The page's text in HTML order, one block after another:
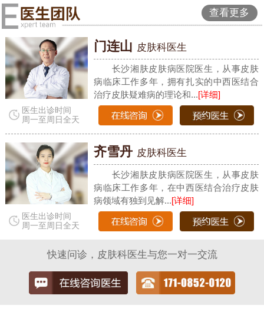
查看更多
医生出诊时间
周一至周日全天
门连山 皮肤科医生
长沙湘肤皮肤病医院医生，从事皮肤
病临床工作多年，拥有扎实的中西医结合
治疗皮肤疑难病的理论和...[详细]
医生出诊时间
周一至周日全天
齐雪丹 皮肤科医生
长沙湘肤皮肤病医院医生，从事皮肤
病临床工作多年，在中西医结合治疗皮肤
病领域有独到见解...[详细]
快速问诊，皮肤科医生与您一对一交流